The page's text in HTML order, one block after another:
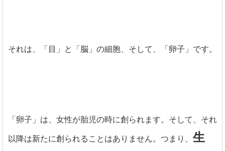
それは、「目」と「脳」の細胞、そして、「卵子」です。
「卵子」は、女性が胎児の時に創られます。そして、それ
以降は新たに創られることはありません。つまり、 生